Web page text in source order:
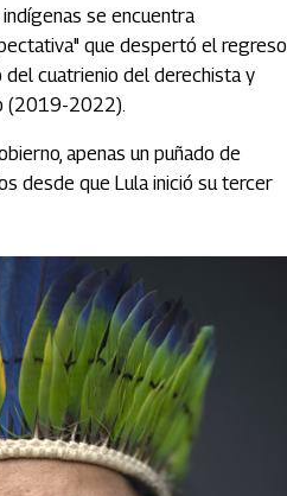
se encuentra
que despertó el regreso
del cuatrienio del derechista y
(2019-2022).
apenas un puñado de
desde que Lula inició su tercer